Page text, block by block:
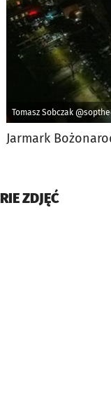
Tomasz Sobczak
Jarmark
ZDJĘĆ